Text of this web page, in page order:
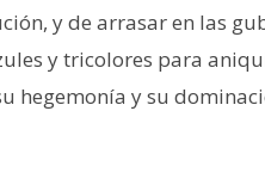
y de arrasar en las
y tricolores para
hegemonía y su